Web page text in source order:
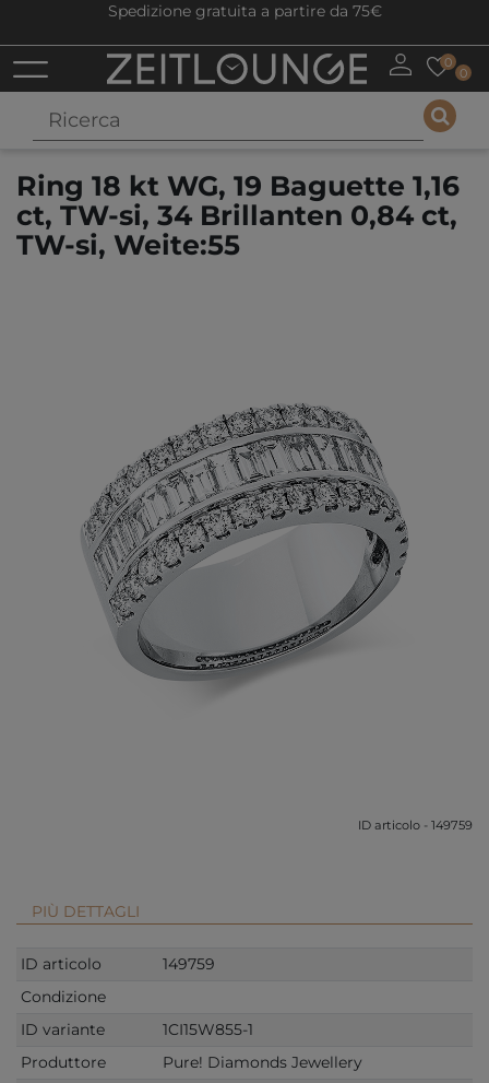
Spedizione gratuita a partire da 75€
0
0
Ring 18 kt WG, 19 Baguette 1,16
ct, TW-si, 34 Brillanten 0,84 ct,
TW-si, Weite:55
ID articolo - 149759
PIÙ DETTAGLI
ID articolo
149759
Condizione
ID variante
1CI15W855-1
Produttore
Pure! Diamonds Jewellery